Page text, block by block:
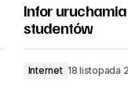
Infor
studentów
Internet 18 listopada